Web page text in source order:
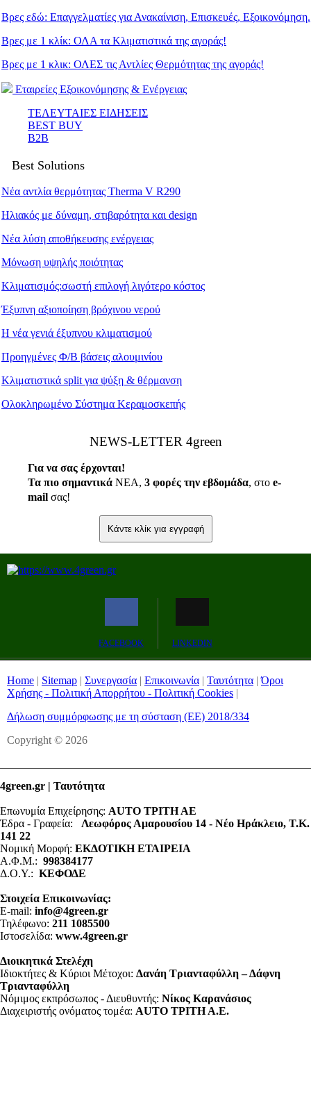
Βρες εδώ: Eπαγγελματίες για Ανακαίνιση, Επισκευές, Εξοικονόμηση.
Βρες με 1 κλίκ: ΟΛΑ τα Κλιματιστικά της αγοράς!
Βρες με 1 κλικ: ΟΛΕΣ τις Αντλίες Θερμότητας της αγοράς!
Εταιρείες Εξοικονόμησης & Ενέργειας
ΤΕΛΕΥΤΑΙΕΣ ΕΙΔΗΣΕΙΣ
BEST BUY
B2B
Best Solutions
Νέα αντλία θερμότητας Therma V R290
Ηλιακός με δύναμη, στιβαρότητα και design
Νέα λύση αποθήκευσης ενέργειας
Μόνωση υψηλής ποιότητας
Κλιματισμός:σωστή επιλογή λιγότερο κόστος
Έξυπνη αξιοποίηση βρόχινου νερού
Η νέα γενιά έξυπνου κλιματισμού
Προηγμένες Φ/Β βάσεις αλουμινίου
Κλιματιστικά split για ψύξη & θέρμανση
Ολοκληρωμένο Σύστημα Κεραμοσκεπής
ΝEWS-LETTER 4green
Για να σας έρχονται!
Τα πιο σημαντικά ΝΕΑ, 3 φορές την εβδομάδα, στο e-
mail σας!
Κάντε κλίκ για εγγραφή
FACEBOOK LINKEDIN
Home | Sitemap | Συνεργασία | Επικοινωνία | Ταυτότητα |Όροι
Χρήσης - Πολιτική Απορρήτου - Πολιτική Cookies |
Δήλωση συμμόρφωσης με τη σύσταση (ΕΕ) 2018/334
Copyright © 2026
4green.gr | Ταυτότητα
Επωνυμία Επιχείρησης: AUTO ΤΡΙΤΗ ΑΕ
Έδρα - Γραφεία: Λεωφόρος Αμαρουσίου 14 - Νέο Ηράκλειο, Τ.Κ.
141 22
Νομική Μορφή: ΕΚΔΟΤΙΚΗ ΕΤΑΙΡΕΙΑ
Α.Φ.Μ.: 998384177
Δ.Ο.Υ.: ΚΕΦΟΔΕ
Στοιχεία Επικοινωνίας:
E-mail: info@4green.gr
Τηλέφωνο: 211 1085500
Ιστοσελίδα: www.4green.gr
Διοικητικά Στελέχη
Ιδιοκτήτες & Κύριοι Μέτοχοι: Δανάη Τριανταφύλλη – Δάφνη
Τριανταφύλλη
Νόμιμος εκπρόσωπος - Διευθυντής: Νίκος Καρανάσιος
Διαχειριστής ονόματος τομέα: ΑUTO ΤΡΙΤΗ Α.Ε.